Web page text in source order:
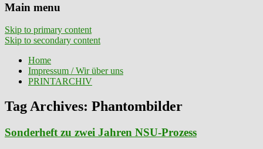
Main menu
Skip to primary content
Skip to secondary content
Home
Impressum / Wir über uns
PRINTARCHIV
Tag Archives: Phantombilder
Sonderheft zu zwei Jahren NSU-Prozess